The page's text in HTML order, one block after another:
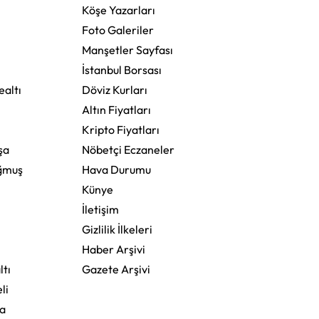
Köşe Yazarları
Foto Galeriler
Manşetler Sayfası
İstanbul Borsası
Döviz Kurları
Altın Fiyatları
Kripto Fiyatları
Nöbetçi Eczaneler
Hava Durumu
Künye
İletişim
Gizlilik İlkeleri
Haber Arşivi
Gazete Arşivi